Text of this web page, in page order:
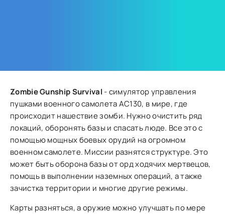
Zombie Gunship Survival - симулятор управления
пушками военного самолета AC130, в мире, где
происходит нашествие зомби. Нужно очистить ряд
локаций, оборонять базы и спасать люде. Все это с
помощью мощных боевых орудий на огромном
военном самолете. Миссии разнятся структуре. Это
может быть оборона базы от орд ходячих мертвецов,
помощь в выполнении наземных операций, а также
зачистка территории и многие другие режимы.
Карты разняться, а оружие можно улучшать по мере